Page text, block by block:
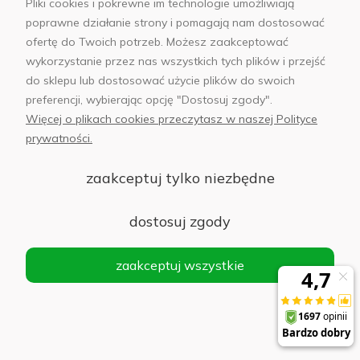
Informacje
Płatności i dostawa
AB Foto
sklep@abfoto.pl
+48 797 971 275
© 2025 Wszelkie prawa zastrzeżone. Serwis własnością:AB FOTO
Pliki cookies i pokrewne im technologie umożliwiają
poprawne działanie strony i pomagają nam dostosować
ofertę do Twoich potrzeb. Możesz zaakceptować
wykorzystanie przez nas wszystkich tych plików i przejść
do sklepu lub dostosować użycie plików do swoich
preferencji, wybierając opcję "Dostosuj zgody".
Więcej o plikach cookies przeczytasz w naszej Polityce
prywatności.
zaakceptuj tylko niezbędne
dostosuj zgody
zaakceptuj wszystkie